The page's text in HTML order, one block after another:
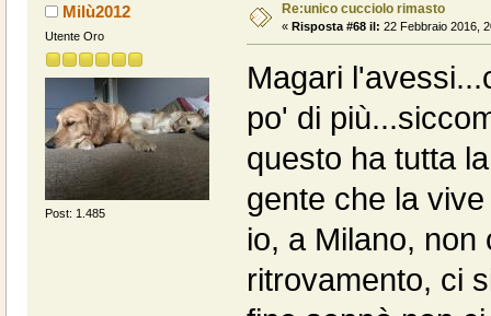
Milù2012
Utente Oro
Post: 1.485
Re:unico cucciolo rimasto
« Risposta #68 il: 22 Febbraio 2016,
Magari
po' di
questo ha tutta
gente che la
io, a Milano, non
ritrovamento, ci